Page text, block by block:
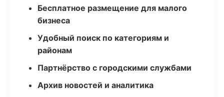
Бесплатное размещение для малого
бизнеса
Удобный поиск по категориям и
районам
Партнёрство с городскими службами
Архив новостей и аналитика